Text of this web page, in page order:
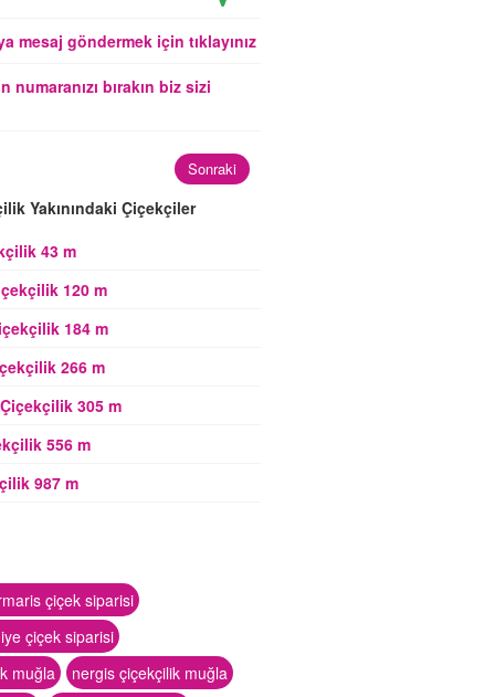
mesaj göndermek için tıklayınız
numaranızı bırakın biz sizi
Sonraki
Yakınındaki Çiçekçiler
43 m
120 m
184 m
266 m
305 m
556 m
987 m
çiçek siparisi
çiçek siparisi
muğla
nergis çiçekçilik muğla